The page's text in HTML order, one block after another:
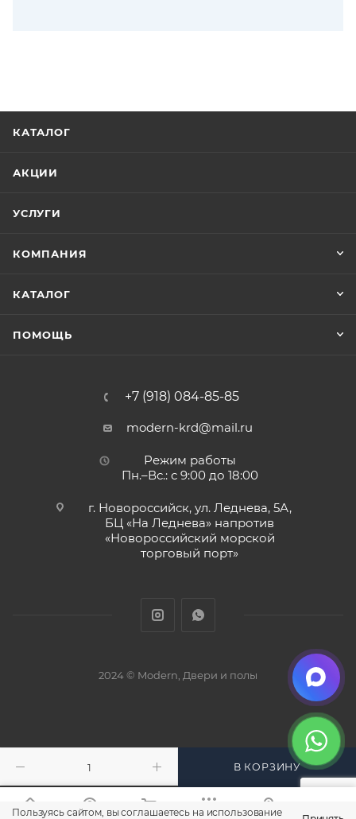
В КОРЗИНУ
КАТАЛОГ
АКЦИИ
УСЛУГИ
КОМПАНИЯ
КАТАЛОГ
ПОМОЩЬ
+7 (918) 084-85-85
modern-krd@mail.ru
Режим работы
Пн.–Вс.: с 9:00 до 18:00
г. Новороссийск, ул. Леднева, 5А,
БЦ «На Леднева» напротив
«Новороссийский морской
торговый порт»
2024 © Modern, Двери и полы
Пользуясь сайтом, вы соглашаетесь на использование